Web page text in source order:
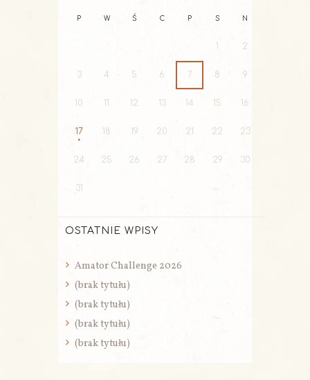
P W Ś C P S N
2
3 4 5 6 7 8 9
10 11 12 13 14 15 16
17 18 19 20 21 22 23
24 25 26 27 28 29 30
31
OSTATNIE WPISY
Amator Challenge 2026
(brak tytułu)
(brak tytułu)
(brak tytułu)
(brak tytułu)